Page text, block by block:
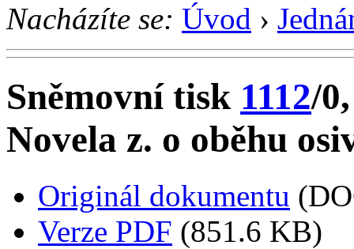
Nacházíte se: Úvod ›
Sněmovní tisk 1112/
Novela z. o oběhu
Originál dokumentu
Verze PDF (851.6 KB)